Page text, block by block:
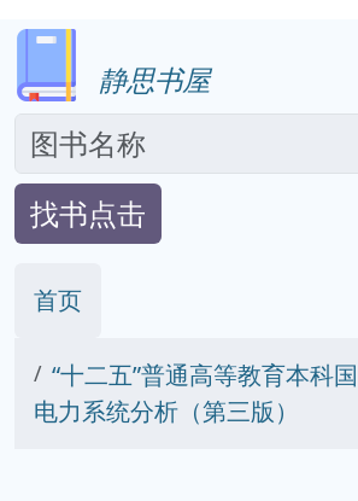
静思书屋
找书点击
首页
“十二五”普通高等教育本科
电力系统分析（第三版）